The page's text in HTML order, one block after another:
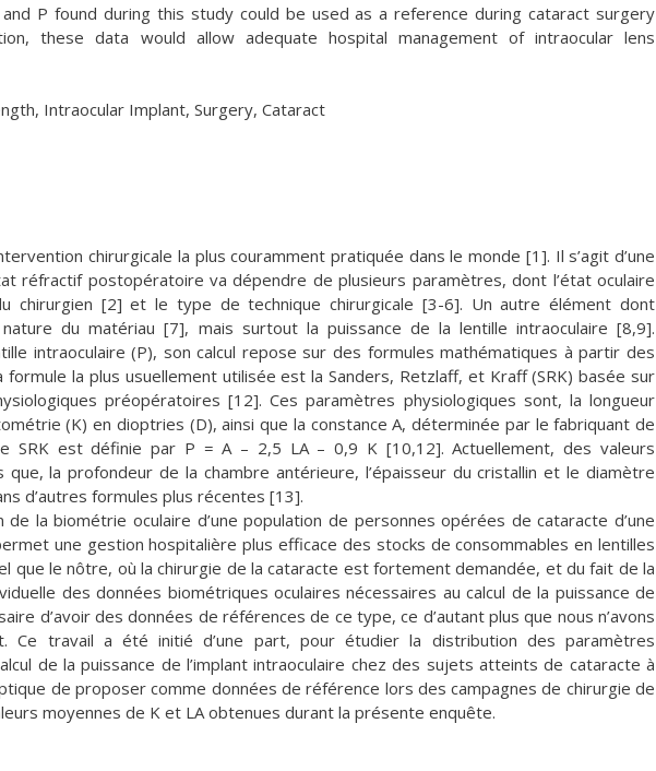
P found during this study could be used as a reference during cataract surgery
these data would allow adequate hospital management of intraocular lens
Intraocular Implant, Surgery, Cataract
chirurgicale la plus couramment pratiquée dans le monde [1]. Il s’agit d’une
réfractif postopératoire va dépendre de plusieurs paramètres, dont l’état oculaire
chirurgien [2] et le type de technique chirurgicale [3-6]. Un autre élément dont
du matériau [7], mais surtout la puissance de la lentille intraoculaire [8,9].
intraoculaire (P), son calcul repose sur des formules mathématiques à partir des
la plus usuellement utilisée est la Sanders, Retzlaff, et Kraff (SRK) basée sur
préopératoires [12]. Ces paramètres physiologiques sont, la longueur
(K) en dioptries (D), ainsi que la constance A, déterminée par le fabriquant de
SRK est définie par P = A – 2,5 LA – 0,9 K [10,12]. Actuellement, des valeurs
la profondeur de la chambre antérieure, l’épaisseur du cristallin et le diamètre
d’autres formules plus récentes [13].
de la biométrie oculaire d’une population de personnes opérées de cataracte d’une
une gestion hospitalière plus efficace des stocks de consommables en lentilles
que le nôtre, où la chirurgie de la cataracte est fortement demandée, et du fait de la
des données biométriques oculaires nécessaires au calcul de la puissance de
d’avoir des données de références de ce type, ce d’autant plus que nous n’avons
Ce travail a été initié d’une part, pour étudier la distribution des paramètres
de la puissance de l’implant intraoculaire chez des sujets atteints de cataracte à
de proposer comme données de référence lors des campagnes de chirurgie de
moyennes de K et LA obtenues durant la présente enquête.